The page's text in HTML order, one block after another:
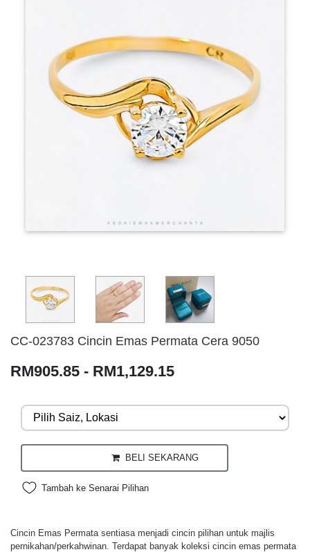
CC-023783 Cincin Emas Permata Cera 9050
RM905.85 - RM1,129.15
BELI SEKARANG
Tambah ke Senarai Pilihan
Cincin Emas Permata sentiasa menjadi cincin pilihan untuk majlis
pernikahan/perkahwinan. Terdapat banyak koleksi cincin emas permata